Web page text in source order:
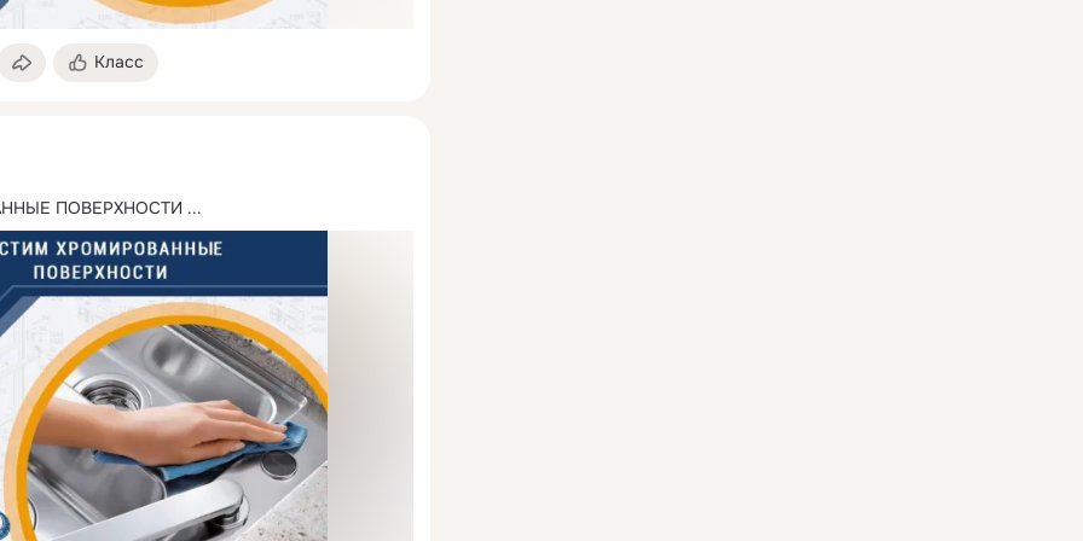
Класс
ПОВЕРХНОСТИ ...